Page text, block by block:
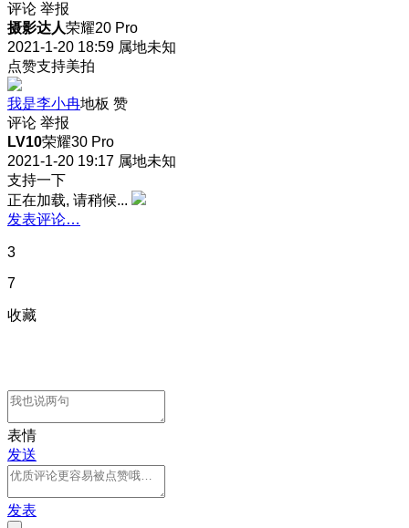
评论 举报
摄影达人荣耀20 Pro
2021-1-20 18:59 属地未知
点赞支持美拍
我是李小冉地板 赞
评论 举报
LV10荣耀30 Pro
2021-1-20 19:17 属地未知
支持一下
正在加载, 请稍候...
发表评论…
3
7
收藏
表情
发送
发表